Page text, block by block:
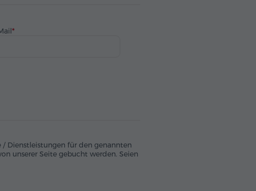
Dienstleistungen für den genannten
unserer Seite gebucht werden. Seien